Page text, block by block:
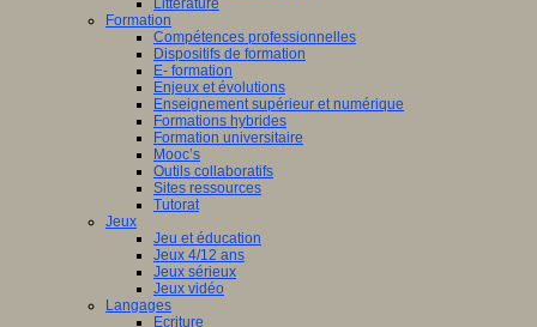
Littérature
Formation
Compétences professionnelles
Dispositifs de formation
E- formation
Enjeux et évolutions
Enseignement supérieur et numérique
Formations hybrides
Formation universitaire
Mooc’s
Outils collaboratifs
Sites ressources
Tutorat
Jeux
Jeu et éducation
Jeux 4/12 ans
Jeux sérieux
Jeux vidéo
Langages
Ecriture